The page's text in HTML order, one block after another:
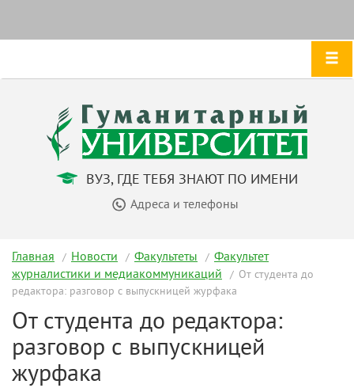
ВУЗ, ГДЕ ТЕБЯ ЗНАЮТ ПО ИМЕНИ
Адреса и телефоны
Главная Новости Факультеты
Факультет
журналистики и медиакоммуникаций
От студента до
редактора: разговор с выпускницей журфака
От студента до редактора:
разговор с выпускницей
журфака